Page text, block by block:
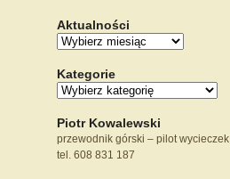
Aktualności
Kategorie
Piotr Kowalewski
przewodnik górski – pilot wycieczek
tel. 608 831 187